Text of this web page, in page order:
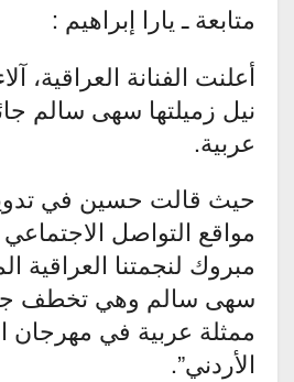
متابعة ـ يارا إبراهيم :
أعلنت الفنانة العراقية،
نيل زميلتها سهى سالم
عربية.
حيث قالت حسين في
مواقع التواصل
مبروك لنجمتنا العراقية
سهى سالم وهي تخطف
ممثلة عربية في مهرجان
الأردني”.